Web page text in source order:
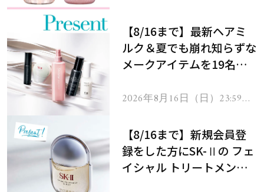
【8/16まで】最新ヘアミ
ルク＆夏でも崩れ知らずな
メークアイテムを19名様
2026年8月16日（日）23:59ま
【8/16まで】新規会員登
録をした方にSK-Ⅱの フェ
イシャル トリートメント